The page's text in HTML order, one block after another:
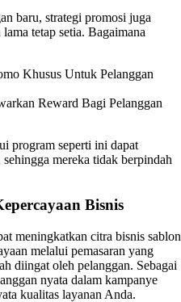
baru, strategi promosi juga
tetap setia. Bagaimana
Khusus Untuk Pelanggan
Reward Bagi Pelanggan
program seperti ini dapat
mereka tidak berpindah
Bisnis
meningkatkan citra bisnis sablon
melalui pemasaran yang
diingat oleh pelanggan. Sebagai
nyata dalam kampanye
kualitas layanan Anda.